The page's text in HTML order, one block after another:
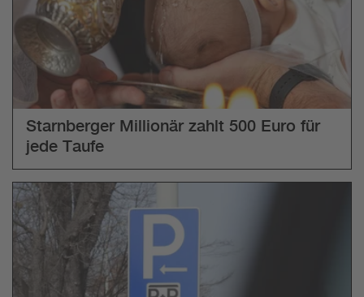
Starnberger Millionär zahlt 500 Euro für
jede Taufe